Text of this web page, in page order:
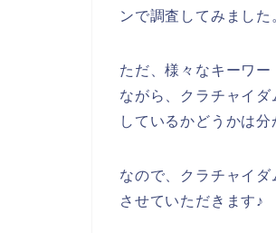
ンで調査してみました
ただ、様々なキーワ
ながら、クラチャイ
しているかどうかは分
なので、クラチャイ
させていただきます♪